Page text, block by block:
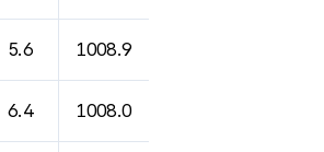
5.6 1008.9
6.4 1008.0